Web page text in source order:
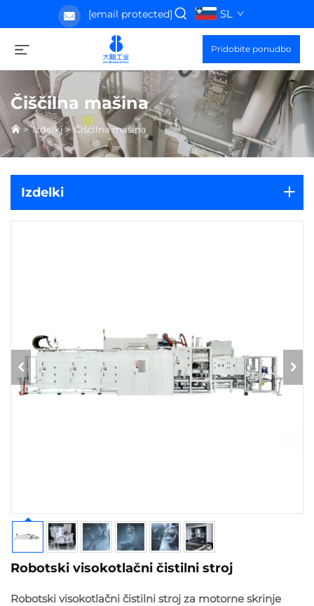
[email protected] SL
Pridobite ponudbo
Čiščilna mašina
>Izdelki>Čiščilna mašina
Izdelki
Robotski visokotlačni čistilni stroj
Robotski visokotlačni čistilni stroj za motorne skrinje